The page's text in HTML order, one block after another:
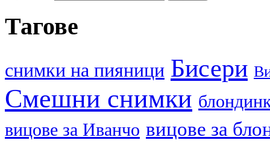
Тагове
cнимки на пияници Бисери
Смешни снимки
вицове за Иванчо вицове за